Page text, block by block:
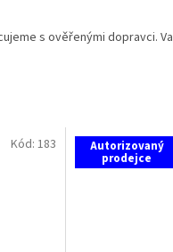
s ověřenými dopravci.
Kód: 183 Autorizovaný
prodejce